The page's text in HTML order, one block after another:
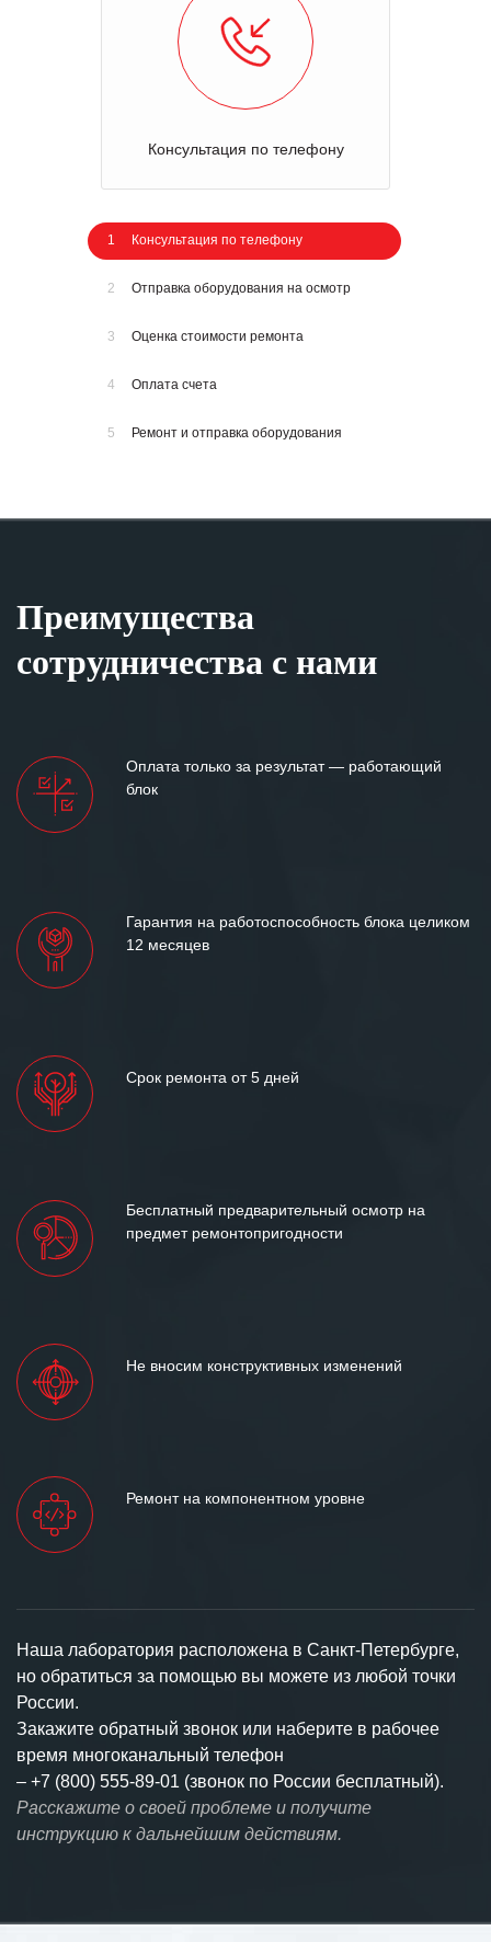
Консультация по телефону
1 Консультация по телефону
2 Отправка оборудования на осмотр
3 Оценка стоимости ремонта
4 Оплата счета
5 Ремонт и отправка оборудования
Преимущества
сотрудничества с нами
Оплата только за результат — работающий
блок
Гарантия на работоспособность блока целиком
12 месяцев
Срок ремонта от 5 дней
Бесплатный предварительный осмотр на
предмет ремонтопригодности
Не вносим конструктивных изменений
Ремонт на компонентном уровне
Наша лаборатория расположена в Санкт-Петербурге,
но обратиться за помощью вы можете из любой точки
России.
Закажите обратный звонок или наберите в рабочее
время многоканальный телефон
– +7 (800) 555-89-01 (звонок по России бесплатный).
Расскажите о своей проблеме и получите
инструкцию к дальнейшим действиям.